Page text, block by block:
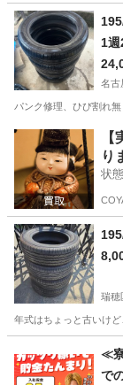
愛知 名古屋市
1
名古
パンク修理、ひび割れ
愛知 名古屋市
り
状
瑞穂
年式はちょっと古いけ
≪
で